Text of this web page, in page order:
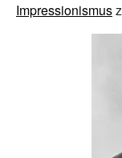
Impressionismus